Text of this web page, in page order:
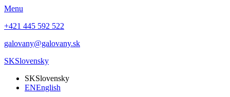
Menu
+421 445 592 522
galovany@galovany.sk
SKSlovensky
SKSlovensky
ENEnglish